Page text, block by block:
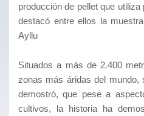
producción de pellet que
destacó entre ellos la
Ayllu
Situados a más de 2.400
zonas más áridas del
demostró, que pese a
cultivos, la historia ha